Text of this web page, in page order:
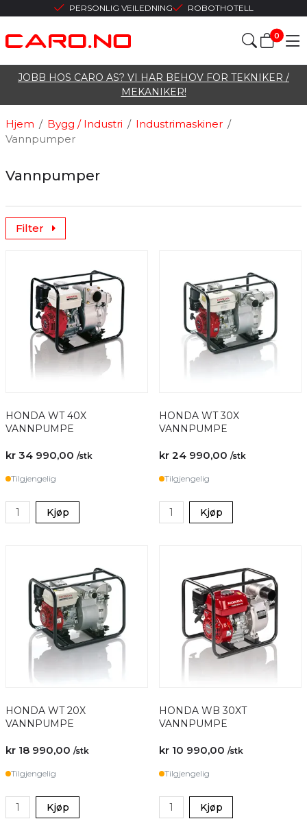
PERSONLIG VEILEDNING ROBOTHOTELL
0
JOBB HOS CARO AS? VI HAR BEHOV FOR TEKNIKER /
MEKANIKER!
/
Hjem /
Bygg / Industri /
Industrimaskiner
Vannpumper
Vannpumper
Filter
HONDA WT 40X
VANNPUMPE
kr 34 990,00 /stk
Tilgjengelig
Kjøp
HONDA WT 30X
VANNPUMPE
kr 24 990,00 /stk
Tilgjengelig
Kjøp
HONDA WT 20X
VANNPUMPE
kr 18 990,00 /stk
Tilgjengelig
Kjøp
HONDA WB 30XT
VANNPUMPE
kr 10 990,00 /stk
Tilgjengelig
Kjøp